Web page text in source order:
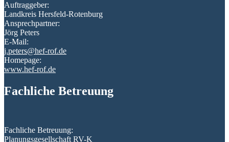
Auftraggeber:
Landkreis Hersfeld-Rotenburg
Ansprechpartner:
Jörg Peters
E-Mail:
j.peters@hef-rof.de
Homepage:
www.hef-rof.de
Fachliche Betreuung
Fachliche Betreuung:
Planungsgesellschaft RV-K